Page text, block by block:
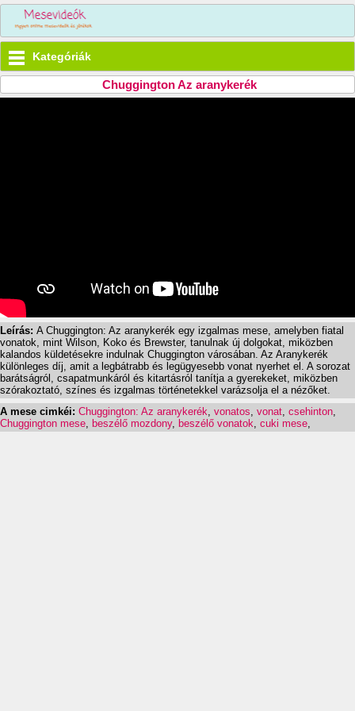
Kategóriák
Chuggington Az aranykerék
Leírás: A Chuggington: Az aranykerék egy izgalmas mese, amelyben fiatal
vonatok, mint Wilson, Koko és Brewster, tanulnak új dolgokat, miközben
kalandos küldetésekre indulnak Chuggington városában. Az Aranykerék
különleges díj, amit a legbátrabb és legügyesebb vonat nyerhet el. A sorozat
barátságról, csapatmunkáról és kitartásról tanítja a gyerekeket, miközben
szórakoztató, színes és izgalmas történetekkel varázsolja el a nézőket.
A mese cimkéi: Chuggington: Az aranykerék vonatos vonat csehinton
Chuggington mese beszélő mozdony, beszélő vonatok cuki mese